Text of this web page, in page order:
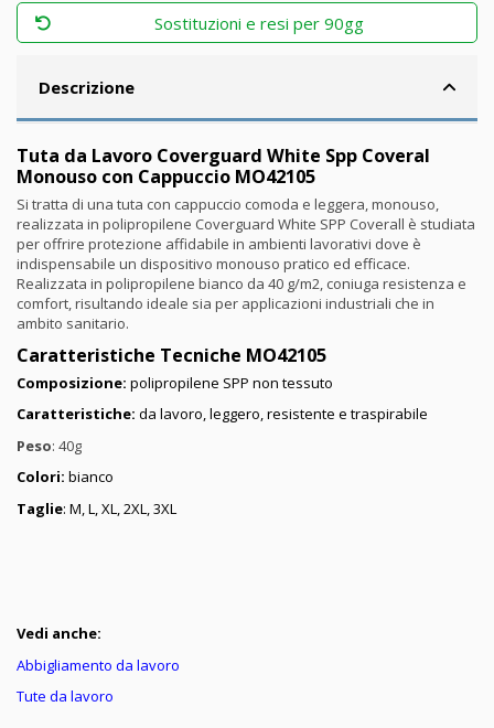
Sostituzioni e resi per 90gg
Descrizione
Tuta da Lavoro Coverguard White Spp Coveral
Monouso con Cappuccio MO42105
Si tratta di una tuta con cappuccio comoda e leggera, monouso,
realizzata in polipropilene Coverguard White SPP Coverall è studiata
per offrire protezione affidabile in ambienti lavorativi dove è
indispensabile un dispositivo monouso pratico ed efficace.
Realizzata in polipropilene bianco da 40 g/m2, coniuga resistenza e
comfort, risultando ideale sia per applicazioni industriali che in
ambito sanitario.
Caratteristiche Tecniche MO42105
Composizione: polipropilene SPP non tessuto
Caratteristiche: da lavoro, leggero, resistente e traspirabile
Peso: 40g
Colori: bianco
Taglie: M, L, XL, 2XL, 3XL
Vedi anche:
Abbigliamento da lavoro
Tute da lavoro